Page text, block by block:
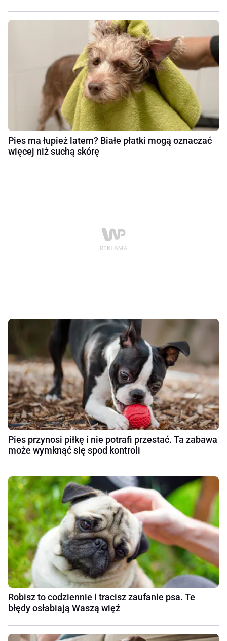
Pies ma łupież latem? Białe płatki mogą oznaczać
więcej niż suchą skórę
Pies przynosi piłkę i nie potrafi przestać. Ta zabawa
może wymknąć się spod kontroli
Robisz to codziennie i tracisz zaufanie psa. Te
błędy osłabiają Waszą więź